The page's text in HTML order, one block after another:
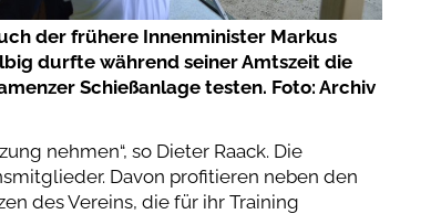
der frühere Innenminister Markus
durfte während seiner Amtszeit die
Schießanlage testen. Foto: Archiv
nehmen“, so Dieter Raack. Die
Davon profitieren neben den
des Vereins, die für ihr Training